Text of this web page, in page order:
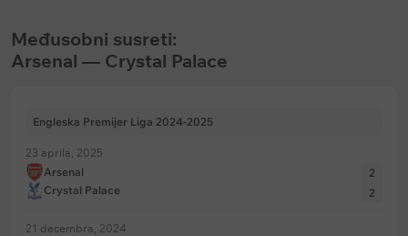
Međusobni susreti:
Arsenal — Crystal Palace
Engleska Premijer Liga 2024-2025
23 aprila, 2025
Arsenal
Crystal Palace
2
2
21 decembra, 2024